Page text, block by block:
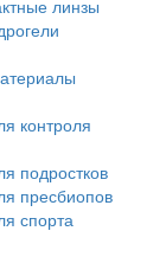
линзы
контроля
подростков
пресбиопов
спорта